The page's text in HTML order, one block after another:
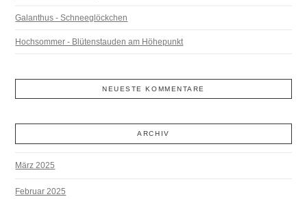
Galanthus - Schneeglöckchen
Hochsommer - Blütenstauden am Höhepunkt
NEUESTE KOMMENTARE
ARCHIV
März 2025
Februar 2025